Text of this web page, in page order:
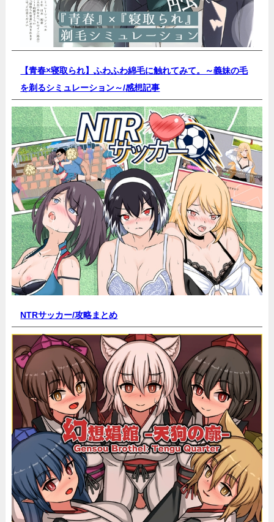
【青春×寝取られ】ふわふわ綿毛に触れてみて。～義妹の毛
を剃るシミュレーション～/感想記事
NTRサッカー/攻略まとめ